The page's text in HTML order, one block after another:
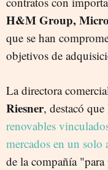
H&M Group,
que se han
objetivos de
La directora
Riesner, destacó
renovables
mercados en un solo
de la compañía